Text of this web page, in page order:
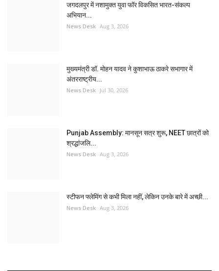
जगदलपुर में नशामुक्त युवा फॉर विकसित भारत-संकल्प
अभियान...
News Desk Aug 3, 2026
मुख्यमंत्री डॉ. मोहन यादव ने कुशाभाऊ ठाकरे सभागार में
अंतरराष्ट्रीय...
News Desk Jul 30, 2026
Punjab Assembly: मानसून सत्र शुरू, NEET छात्रों को
श्रद्धांजलि...
News Desk Aug 3, 2026
स्टीफन फ्लेमिंग से कभी मिला नहीं, लेकिन उनके बारे में अच्छी...
News Desk Aug 3, 2026